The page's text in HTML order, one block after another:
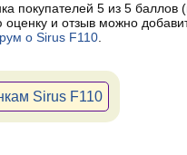
покупателей 5из 5 баллов
и отзыв можно
о Sirus F110.
Sirus F110